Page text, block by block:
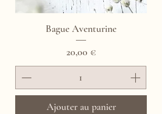
Bague Aventurine
Prix
20,00 €
Ajouter au panier